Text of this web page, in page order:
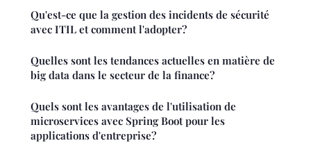
Qu'est-ce que la gestion des incidents de sécurité
avec ITIL et comment l'adopter?
Quelles sont les tendances actuelles en matière de
big data dans le secteur de la finance?
Quels sont les avantages de l'utilisation de
microservices avec Spring Boot pour les
applications d'entreprise?